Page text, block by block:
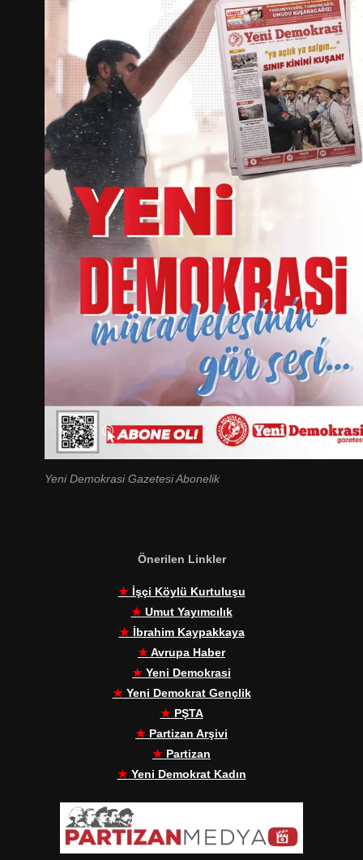
Yeni Demokrasi Gazetesi Abonelik
Önerilen Linkler
★İşçi Köylü Kurtuluşu
★Umut Yayımcılık
★İbrahim Kaypakkaya
★Avrupa Haber
★ Yeni Demokrasi
★Yeni Demokrat Gençlik
★PŞTA
★ Partizan Arşivi
★ Partizan
★Yeni Demokrat Kadın